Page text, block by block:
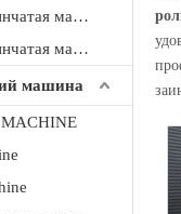
3 роликовая пластинчатая машина
4 роликовая пластинчатая машина
машина
машина в